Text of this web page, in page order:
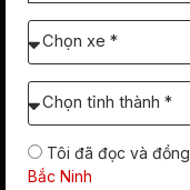
HÌNH
Chọn
xe
báo
giá:
Chọn
Tỉnh/TP
định
lăn
Tôi đã đọc và
Bắc Ninh